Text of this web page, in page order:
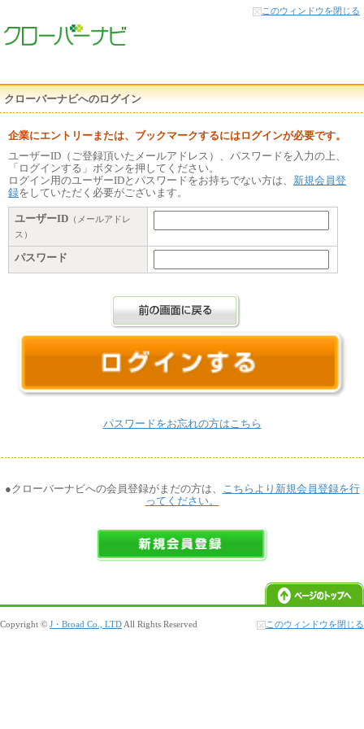
へ
このウィンドウを閉じる
クローバーナビへのログイン
企業にエントリーまたは、ブックマークするにはログインが必要です。
ユーザーID（ご登録頂いたメールアドレス）、パスワードを入力の上、
「ログインする」ボタンを押してください。
ログイン用のユーザーIDとパスワードをお持ちでない方は、 新規会員登
録をしていただく必要がございます。
ユーザーID （メールアドレ
ス）
パスワード
パスワードをお忘れの方はこちら
●クローバーナビへの会員登録がまだの方は、 こちらより新規会員登録を行
ってください。
Copyright © J・Broad Co., LTD All Rights Reserved このウィンドウを閉じる